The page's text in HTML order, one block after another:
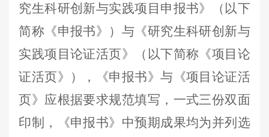
究生科研创新与实践项目申报书》（以下
简称《申报书》）与《研究生科研创新与
实践项目论证活页》（以下简称《项目论
证活页》），《申报书》与《项目论证活
页》 应根据要求规范填写，一式三份双面
印制，
《申报书》中预期成果均为并列选